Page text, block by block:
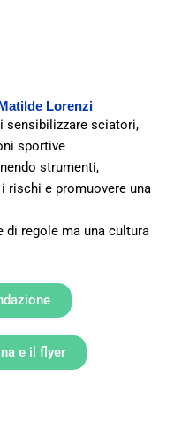
Lorenzi
sensibilizzare sciatori,
sportive
strumenti,
rischi e promuovere una
di regole ma una cultura
e il flyer